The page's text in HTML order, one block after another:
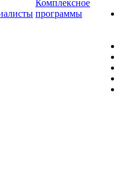
Комплексное
программы